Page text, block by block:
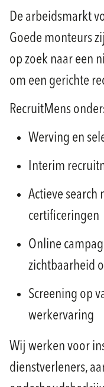
De arbeidsmarkt
Goede monteurs
op zoek naar een
om een gerichte
RecruitMens
Werving en
Interim
Actieve search
certificeringen
Online
zichtbaarheid
Screening op
werkervaring
Wij werken voor
dienstverleners,